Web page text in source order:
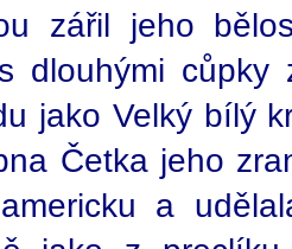
zářil jeho
dlouhými cůpky
jako Velký bílý
Četka jeho
a